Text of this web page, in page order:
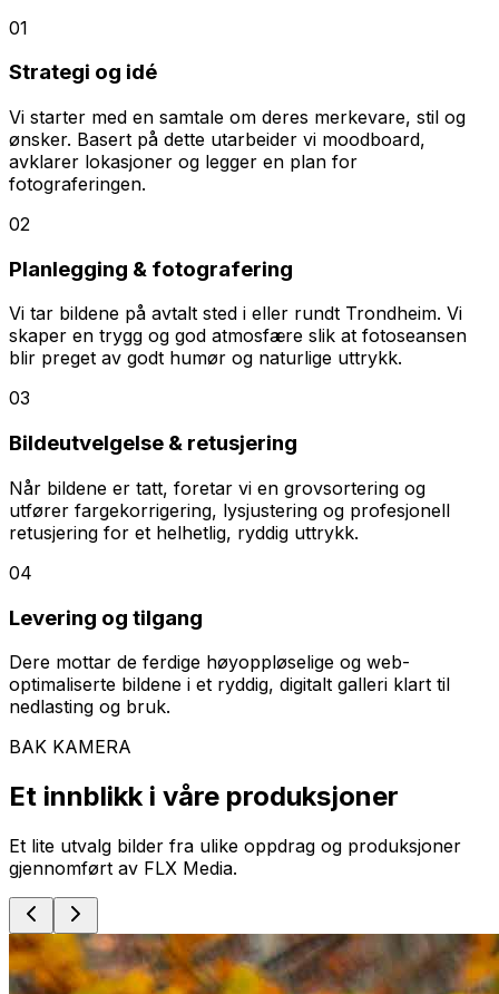
01
Strategi og idé
Vi starter med en samtale om deres merkevare, stil og
ønsker. Basert på dette utarbeider vi moodboard,
avklarer lokasjoner og legger en plan for
fotograferingen.
02
Planlegging & fotografering
Vi tar bildene på avtalt sted i eller rundt Trondheim. Vi
skaper en trygg og god atmosfære slik at fotoseansen
blir preget av godt humør og naturlige uttrykk.
03
Bildeutvelgelse & retusjering
Når bildene er tatt, foretar vi en grovsortering og
utfører fargekorrigering, lysjustering og profesjonell
retusjering for et helhetlig, ryddig uttrykk.
04
Levering og tilgang
Dere mottar de ferdige høyoppløselige og web-
optimaliserte bildene i et ryddig, digitalt galleri klart til
nedlasting og bruk.
BAK KAMERA
Et innblikk i våre produksjoner
Et lite utvalg bilder fra ulike oppdrag og produksjoner
gjennomført av FLX Media.